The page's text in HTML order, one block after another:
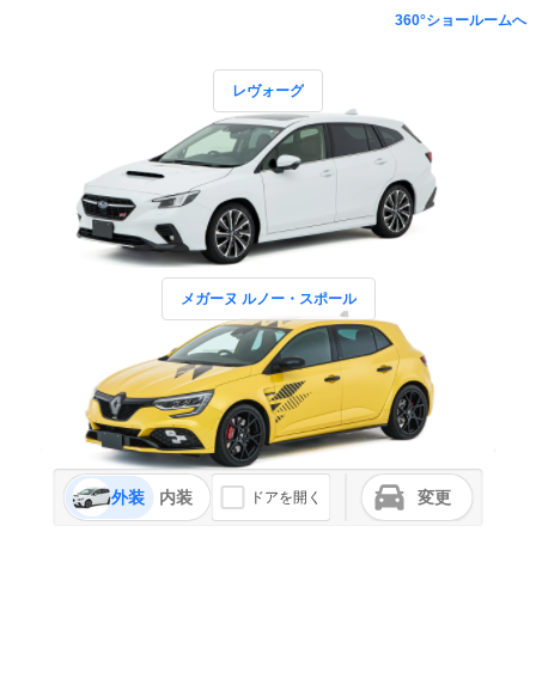
360°ショールームへ
レヴォーグ
メガーヌ ルノー・スポール
外装 内装 ドアを開く 変更